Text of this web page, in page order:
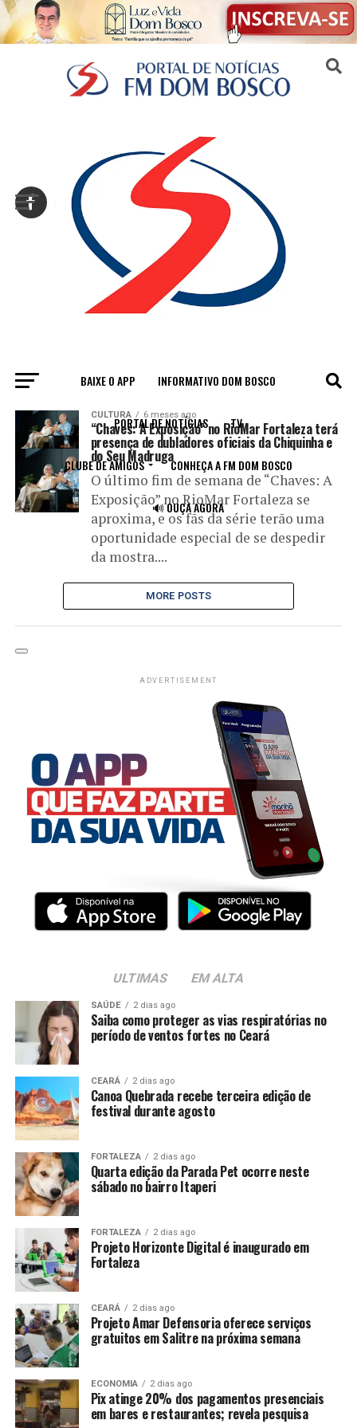
BAIXE O APP INFORMATIVO DOM BOSCO
PORTAL DE NOTÍCIAS TV
CLUBE DE AMIGOS CONHEÇA A FM DOM BOSCO
🔊 OUÇA AGORA
All posts tagged "dubladores"
CULTURA 6 meses ago
“Chaves: A Exposição” no RioMar Fortaleza terá
presença de dubladores oficiais da Chiquinha e
do Seu Madruga
O último fim de semana de “Chaves: A
Exposição” no RioMar Fortaleza se
aproxima, e os fãs da série terão uma
oportunidade especial de se despedir
da mostra....
MORE POSTS
ADVERTISEMENT
ULTIMAS EM ALTA
SAÚDE 2 dias ago
Saiba como proteger as vias respiratórias no
período de ventos fortes no Ceará
CEARÁ 2 dias ago
Canoa Quebrada recebe terceira edição de
festival durante agosto
FORTALEZA 2 dias ago
Quarta edição da Parada Pet ocorre neste
sábado no bairro Itaperi
FORTALEZA 2 dias ago
Projeto Horizonte Digital é inaugurado em
Fortaleza
CEARÁ 2 dias ago
Projeto Amar Defensoria oferece serviços
gratuitos em Salitre na próxima semana
ECONOMIA 2 dias ago
Pix atinge 20% dos pagamentos presenciais
em bares e restaurantes; revela pesquisa
Sair da versão mobile